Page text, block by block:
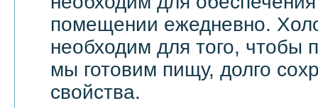
помещении ежедневно.
необходим для того, чтобы
мы готовим пищу, долго
свойства.